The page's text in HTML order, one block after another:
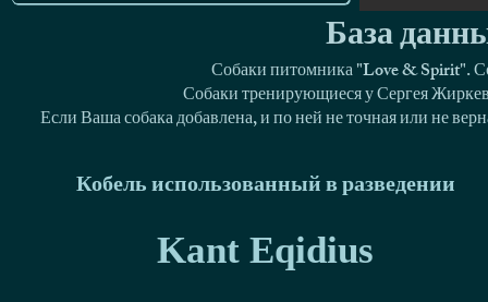
База
Собаки питомника "Love & Spirit".
Собаки тренирующиеся у Сергея
Если Ваша собака добавлена, и по ней не точная или не
Кобель использованный в разведении
Kant Eqidius